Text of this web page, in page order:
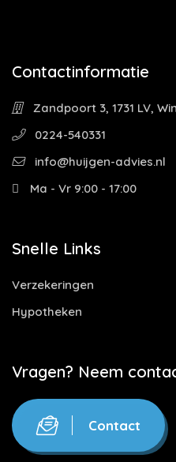
Contactinformatie
Zandpoort 3, 1731 LV,
0224-540331
info@huijgen-advies.nl
Ma - Vr 9:00 - 17:00
Snelle Links
Verzekeringen
Hypotheken
Vragen? Neem
Contact